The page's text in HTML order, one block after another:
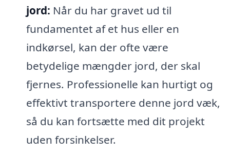
jord: Når du har gravet ud til
fundamentet af et hus eller en
indkørsel, kan der ofte være
betydelige mængder jord, der skal
fjernes. Professionelle kan hurtigt og
effektivt transportere denne jord væk,
så du kan fortsætte med dit projekt
uden forsinkelser.